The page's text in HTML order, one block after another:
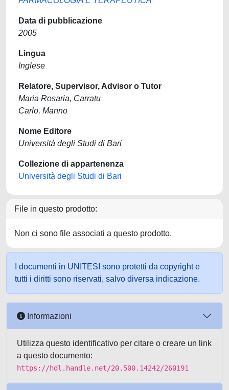
Data di pubblicazione
2005
Lingua
Inglese
Relatore, Supervisor, Advisor o Tutor
Maria Rosaria, Carratu
Carlo, Manno
Nome Editore
Università degli Studi di Bari
Collezione di appartenenza
Università degli Studi di Bari
File in questo prodotto:
Non ci sono file associati a questo prodotto.
I documenti in UNITESI sono protetti da copyright e
tutti i diritti sono riservati, salvo diversa indicazione.
Informazioni
Utilizza questo identificativo per citare o creare un link
a questo documento:
https://hdl.handle.net/20.500.14242/260191